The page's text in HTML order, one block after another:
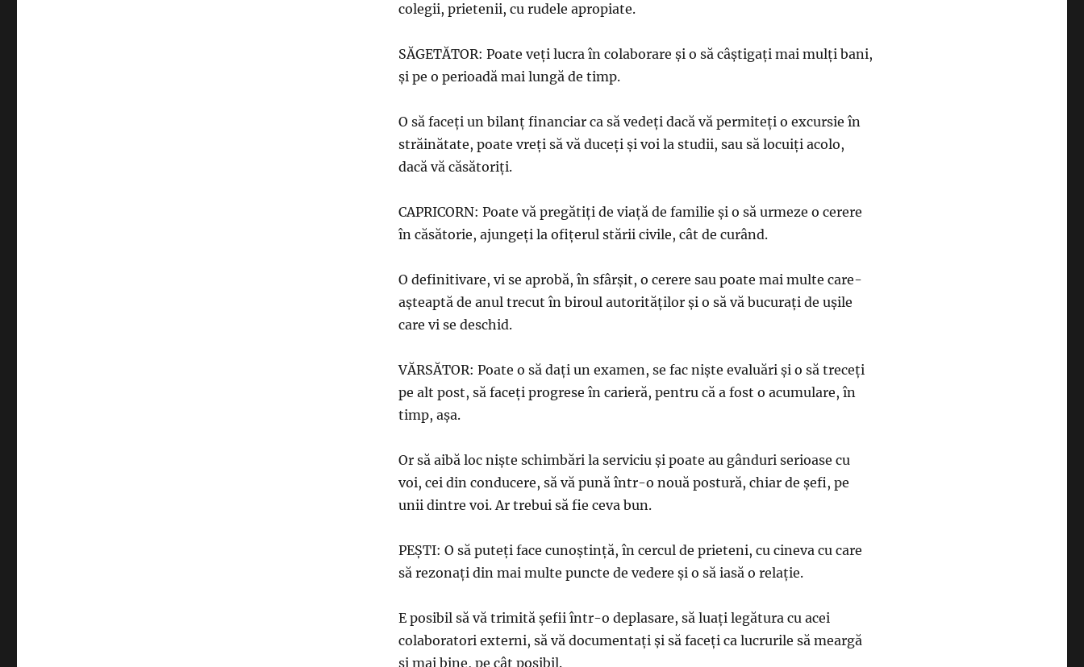
colegii, prietenii, cu rudele apropiate.
SĂGETĂTOR: Poate veţi lucra în colaborare şi o să câştigaţi mai mulţi bani,
şi pe o perioadă mai lungă de timp.
O să faceţi un bilanţ financiar ca să vedeţi dacă vă permiteţi o excursie în
străinătate, poate vreţi să vă duceţi şi voi la studii, sau să locuiţi acolo,
dacă vă căsătoriţi.
CAPRICORN: Poate vă pregătiţi de viaţă de familie şi o să urmeze o cerere
în căsătorie, ajungeţi la ofiţerul stării civile, cât de curând.
O definitivare, vi se aprobă, în sfârşit, o cerere sau poate mai multe care-
aşteaptă de anul trecut în biroul autorităţilor şi o să vă bucuraţi de uşile
care vi se deschid.
VĂRSĂTOR: Poate o să daţi un examen, se fac nişte evaluări şi o să treceţi
pe alt post, să faceţi progrese în carieră, pentru că a fost o acumulare, în
timp, aşa.
Or să aibă loc nişte schimbări la serviciu şi poate au gânduri serioase cu
voi, cei din conducere, să vă pună într-o nouă postură, chiar de şefi, pe
unii dintre voi. Ar trebui să fie ceva bun.
PEŞTI: O să puteţi face cunoştinţă, în cercul de prieteni, cu cineva cu care
să rezonaţi din mai multe puncte de vedere şi o să iasă o relaţie.
E posibil să vă trimită şefii într-o deplasare, să luaţi legătura cu acei
colaboratori externi, să vă documentaţi şi să faceţi ca lucrurile să meargă
şi mai bine, pe cât posibil.